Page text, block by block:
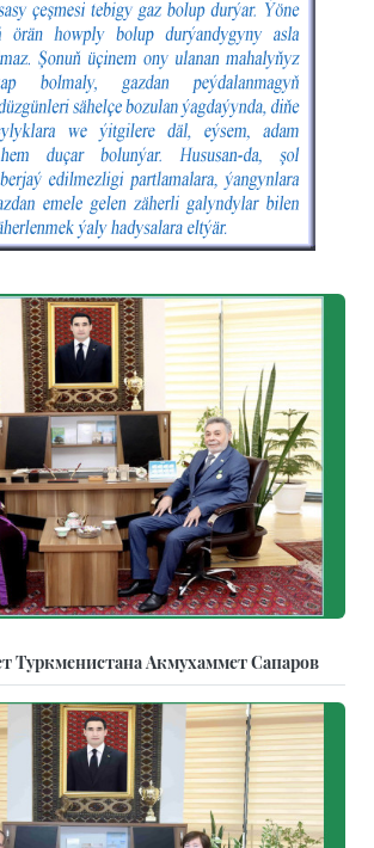
Туркменистана Акмухаммет Сапаров